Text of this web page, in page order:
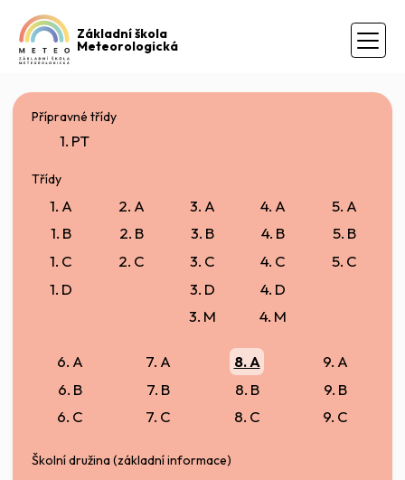
Základní škola
Meteorologická
Přípravné třídy
1. PT
Třídy
1. A
1. B
1. C
1. D
2. A
2. B
2. C
3. A
3. B
3. C
3. D
3. M
4. A
4. B
4. C
4. D
4. M
5. A
5. B
5. C
6. A
6. B
6. C
7. A
7. B
7. C
8. A
8. B
8. C
9. A
9. B
9. C
Školní družina (základní informace)